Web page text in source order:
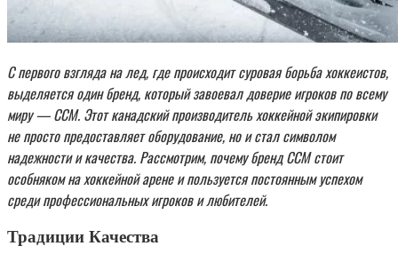
С первого взгляда на лед, где происходит суровая борьба хоккеистов,
выделяется один бренд, который завоевал доверие игроков по всему
миру — CCM. Этот канадский производитель хоккейной экипировки
не просто предоставляет оборудование, но и стал символом
надежности и качества. Рассмотрим, почему бренд CCM стоит
особняком на хоккейной арене и пользуется постоянным успехом
среди профессиональных игроков и любителей.
Традиции Качества